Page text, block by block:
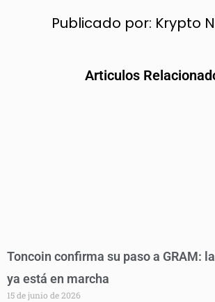
Publicado por: Krypto
Articulos
Toncoin confirma su paso a GRAM:
ya está en marcha
15 de junio de 2026